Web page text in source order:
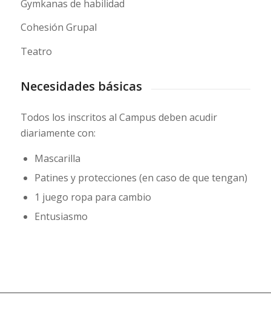
Gymkanas de habilidad
Cohesión Grupal
Teatro
Necesidades básicas
Todos los inscritos al Campus deben acudir
diariamente con:
Mascarilla
Patines y protecciones (en caso de que tengan)
1 juego ropa para cambio
Entusiasmo